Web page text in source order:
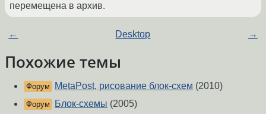
перемещена в архив.
← Desktop →
Похожие темы
Форум MetaPost, рисование блок-схем (2010)
Форум Блок-схемы (2005)